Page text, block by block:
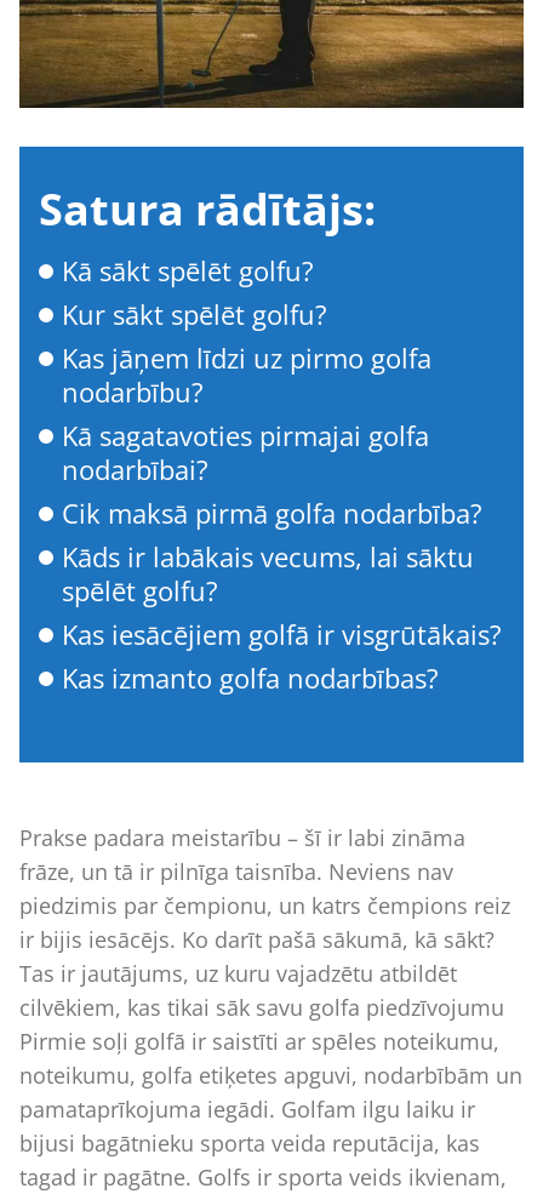
Satura rādītājs:
Kā sākt spēlēt golfu?
Kur sākt spēlēt golfu?
Kas jāņem līdzi uz pirmo golfa
nodarbību?
Kā sagatavoties pirmajai golfa
nodarbībai?
Cik maksā pirmā golfa nodarbība?
Kāds ir labākais vecums, lai sāktu
spēlēt golfu?
Kas iesācējiem golfā ir visgrūtākais?
Kas izmanto golfa nodarbības?
Prakse padara meistarību – šī ir labi zināma
frāze, un tā ir pilnīga taisnība. Neviens nav
piedzimis par čempionu, un katrs čempions reiz
ir bijis iesācējs. Ko darīt pašā sākumā, kā sākt?
Tas ir jautājums, uz kuru vajadzētu atbildēt
cilvēkiem, kas tikai sāk savu golfa piedzīvojumu
Pirmie soļi golfā ir saistīti ar spēles noteikumu,
noteikumu, golfa etiķetes apguvi, nodarbībām un
pamataprīkojuma iegādi. Golfam ilgu laiku ir
bijusi bagātnieku sporta veida reputācija, kas
tagad ir pagātne. Golfs ir sporta veids ikvienam,